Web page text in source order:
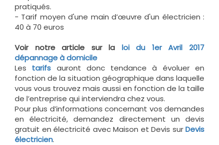
pratiqués.
- Tarif moyen d'une main d’œuvre d'un électricien :
40 à 70 euros
Voir notre article sur la loi du 1er Avril 2017
dépannage à domicile
Les tarifs auront donc tendance à évoluer en
fonction de la situation géographique dans laquelle
vous vous trouvez mais aussi en fonction de la taille
de l’entreprise qui interviendra chez vous.
Pour plus d’informations concernant vos demandes
en électricité, demandez directement un devis
gratuit en électricité avec Maison et Devis surDevis
électricien.